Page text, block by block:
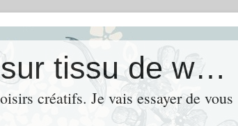
loisirs créatifs et peinture sur tissu de wassila
créatifs. Je vais essayer de vous